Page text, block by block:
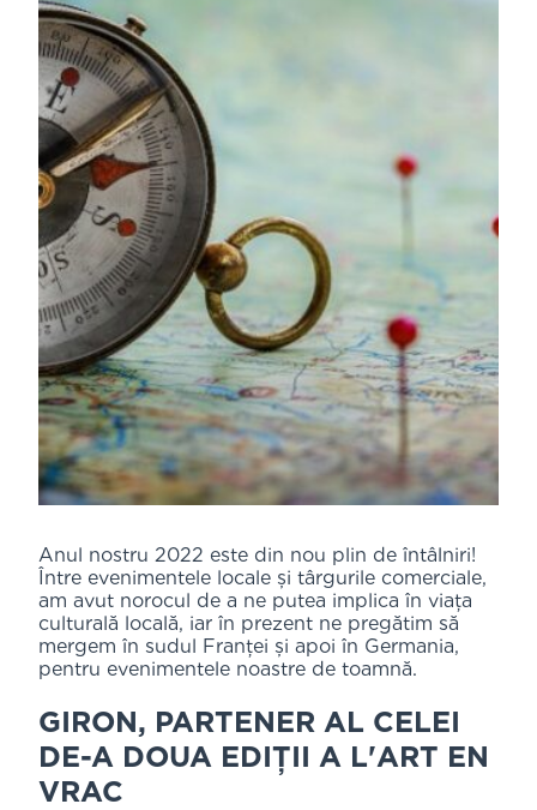
Anul nostru 2022 este din nou plin de întâlniri!
Între evenimentele locale și târgurile comerciale,
am avut norocul de a ne putea implica în viața
culturală locală, iar în prezent ne pregătim să
mergem în sudul Franței și apoi în Germania,
pentru evenimentele noastre de toamnă.
GIRON, PARTENER AL CELEI
DE-A DOUA EDIȚII A L'ART EN
VRAC